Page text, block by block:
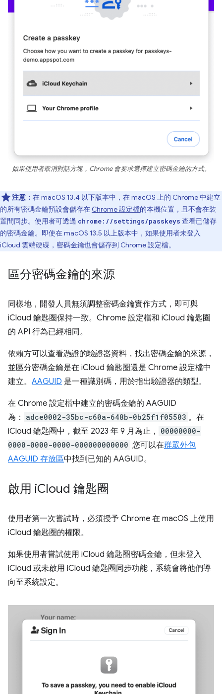
如果使用者取消對話方塊，Chrome 會要求選擇建立密碼金鑰的方式。
注意： 在 macOS 13.4 以下版本中，在 macOS 上的 Chrome 中建立
的所有密碼金鑰預設會儲存在 Chrome 設定檔的本機位置，且不會在裝
置間同步。使用者可透過 chrome://settings/passkeys 查看已儲存
的密碼金鑰。即使在 macOS 13.5 以上版本中，如果使用者未登入
iCloud 雲端硬碟，密碼金鑰也會儲存到 Chrome 設定檔。
區分密碼金鑰的來源
同樣地，開發人員無須調整密碼金鑰實作方式，即可與
iCloud 鑰匙圈保持一致。Chrome 設定檔和 iCloud 鑰匙圈
的 API 行為已經相同。
依賴方可以查看憑證的驗證器資料 ，找出密碼金鑰的來源，
並區分密碼金鑰是在 iCloud 鑰匙圈還是 Chrome 設定檔中
建立。 AAGUID 是一種識別碼，用於指出驗證器的類型。
在 Chrome 設定檔中建立的密碼金鑰的 AAGUID
為：
adce0002-35bc-c60a-648b-0b25f1f05503 。在
iCloud 鑰匙圈中，截至 2023 年 9 月為止，
00000000-
0000-0000-0000-000000000000 您可以在群眾外包
AAGUID 存放區中找到已知的 AAGUID。
啟用 iCloud 鑰匙圈
使用者第一次嘗試時，必須授予 Chrome 在 macOS 上使用
iCloud 鑰匙圈的權限。
如果使用者嘗試使用 iCloud 鑰匙圈密碼金鑰，但未登入
iCloud 或未啟用 iCloud 鑰匙圈同步功能，系統會將他們導
向至系統設定。